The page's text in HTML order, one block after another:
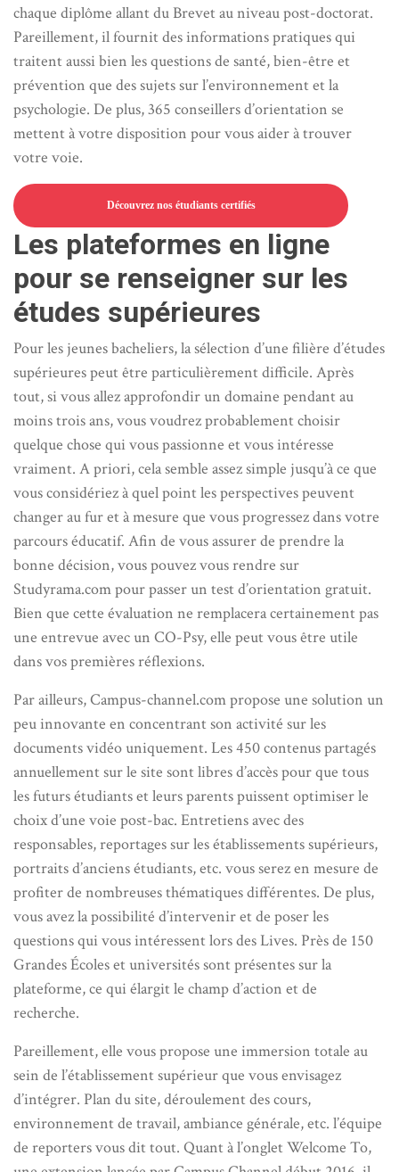
chaque diplôme allant du Brevet au niveau post-doctorat.
Pareillement, il fournit des informations pratiques qui
traitent aussi bien les questions de santé, bien-être et
prévention que des sujets sur l’environnement et la
psychologie. De plus, 365 conseillers d’orientation se
mettent à votre disposition pour vous aider à trouver
votre voie.
Découvrez nos étudiants certifiés
Les plateformes en ligne
pour se renseigner sur les
études supérieures
Pour les jeunes bacheliers, la sélection d’une filière d’études
supérieures peut être particulièrement difficile. Après
tout, si vous allez approfondir un domaine pendant au
moins trois ans, vous voudrez probablement choisir
quelque chose qui vous passionne et vous intéresse
vraiment. A priori, cela semble assez simple jusqu’à ce que
vous considériez à quel point les perspectives peuvent
changer au fur et à mesure que vous progressez dans votre
parcours éducatif. Afin de vous assurer de prendre la
bonne décision, vous pouvez vous rendre sur
Studyrama.com pour passer un test d’orientation gratuit.
Bien que cette évaluation ne remplacera certainement pas
une entrevue avec un CO-Psy, elle peut vous être utile
dans vos premières réflexions.
Par ailleurs, Campus-channel.com propose une solution un
peu innovante en concentrant son activité sur les
documents vidéo uniquement. Les 450 contenus partagés
annuellement sur le site sont libres d’accès pour que tous
les futurs étudiants et leurs parents puissent optimiser le
choix d’une voie post-bac. Entretiens avec des
responsables, reportages sur les établissements supérieurs,
portraits d’anciens étudiants, etc. vous serez en mesure de
profiter de nombreuses thématiques différentes. De plus,
vous avez la possibilité d’intervenir et de poser les
questions qui vous intéressent lors des Lives. Près de 150
Grandes Écoles et universités sont présentes sur la
plateforme, ce qui élargit le champ d’action et de
recherche.
Pareillement, elle vous propose une immersion totale au
sein de l’établissement supérieur que vous envisagez
d’intégrer. Plan du site, déroulement des cours,
environnement de travail, ambiance générale, etc. l’équipe
de reporters vous dit tout. Quant à l’onglet Welcome To,